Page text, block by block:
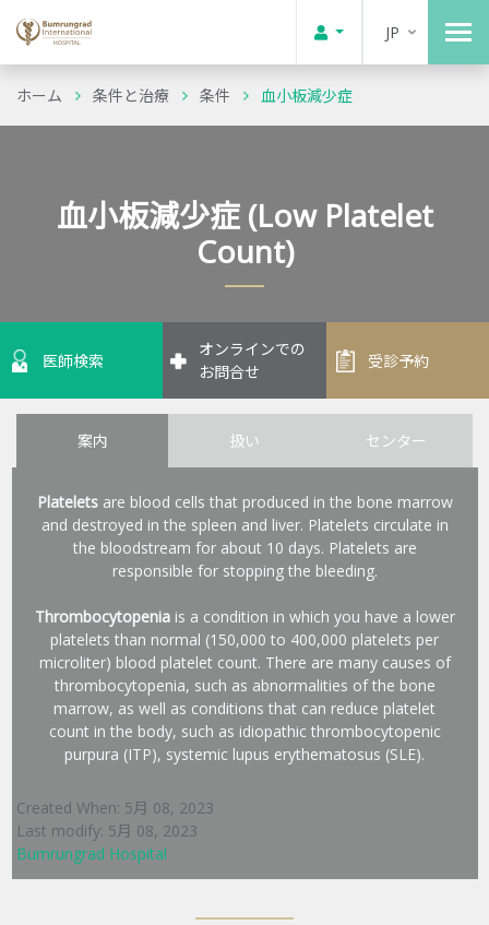
JP
ホーム 条件と治療 条件 血小板減少症
血小板減少症 (Low Platelet
Count)
医師検索
オンラインでの
お問合せ
受診予約
案内 扱い センター
Plateletsare blood cells that produced in the bone marrow
and destroyed in the spleen and liver. Platelets circulate in
the bloodstream for about 10 days. Platelets are
responsible for stopping the bleeding.
Thrombocytopeniais a condition in which you have a lower
platelets than normal (150,000 to 400,000 platelets per
microliter) blood platelet count. There are many causes of
thrombocytopenia, such as abnormalities of the bone
marrow, as well as conditions that can reduce platelet
count in the body, such as idiopathic thrombocytopenic
purpura (ITP), systemic lupus erythematosus (SLE).
Created When: 5月 08, 2023
Last modify: 5月 08, 2023
Bumrungrad Hospital